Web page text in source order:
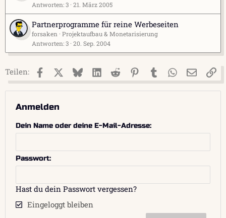
Antworten 3 21. März 2005
Partnerprogramme für reine Werbeseiten
forsaken Projektaufbau & Monetarisierung
Antworten 3 20. Sep. 2004
Teilen: FacebookX (Twitter)
BlueskyLinkedIn
Reddit PinterestTumblr WhatsApp
E-Mail
Anmelden
Dein Name oder deine E-Mail-Adresse
Passwort
Hast du dein Passwort vergessen?
Eingeloggt bleiben